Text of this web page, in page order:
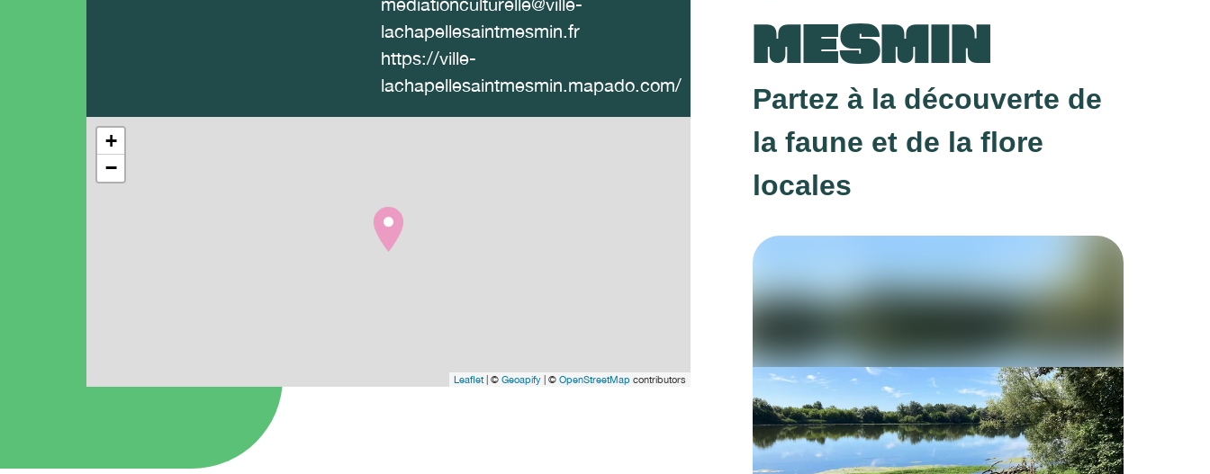
MESMIN
lachapellesaintmesmin.fr
https://ville-
lachapellesaintmesmin.mapado.com/
+
−
Leaflet| © Geoapify | © OpenStreetMap contributors
Partez à la découverte de
la faune et de la flore
locales